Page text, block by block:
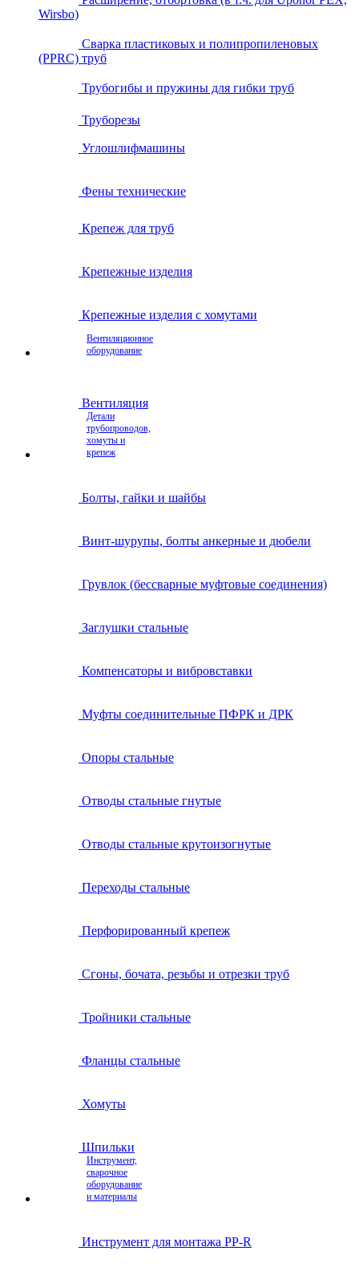
Wirsbo)
Сварка пластиковых и полипропиленовых
(PPRC) труб
Трубогибы и пружины для гибки труб
Труборезы
Углошлифмашины
Фены технические
Крепеж для труб
Крепежные изделия
Крепежные изделия с хомутами
Вентиляционное
оборудование
Вентиляция
Детали
трубопроводов,
хомуты и
крепеж
Болты, гайки и шайбы
Винт-шурупы, болты анкерные и дюбели
Грувлок (бессварные муфтовые соединения)
Заглушки стальные
Компенсаторы и вибровставки
Муфты соединительные ПФРК и ДРК
Опоры стальные
Отводы стальные гнутые
Отводы стальные крутоизогнутые
Переходы стальные
Перфорированный крепеж
Сгоны, бочата, резьбы и отрезки труб
Тройники стальные
Фланцы стальные
Хомуты
Шпильки
Инструмент,
сварочное
оборудование
и материалы
Инструмент для монтажа PP-R